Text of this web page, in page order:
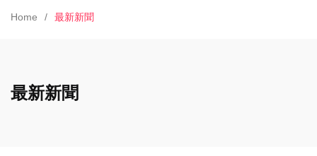
Home 最新新聞
最新新聞